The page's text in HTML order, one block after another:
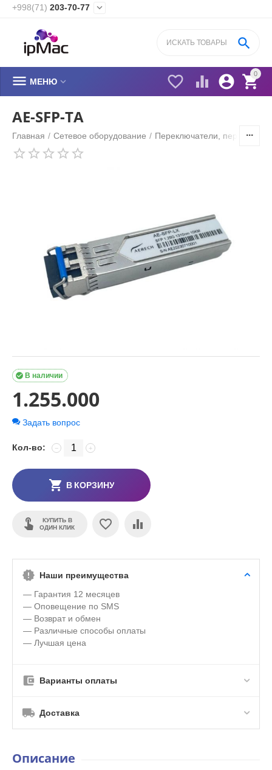
+998(71) 203-70-77 
0


 

 МЕНЮ 
AE-SFP-TA
Главная / Сетевое оборудование / Переключатели,
В наличии

1.255.000
Задать вопрос
Кол-во: +
−
В КОРЗИНУ
КУПИТЬ В
ОДИН КЛИК
Наши преимущества
— Гарантия 12 месяцев
— Оповещение по SMS
— Возврат и обмен
— Различные способы оплаты
— Лучшая цена
Варианты оплаты
Доставка
Описание